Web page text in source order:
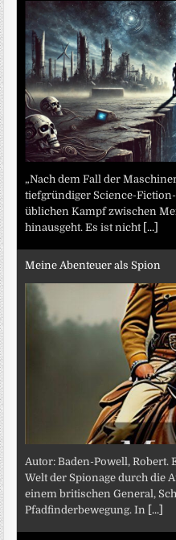
„Nach dem Fall der
tiefgründiger Science-
üblichen Kampf zwischen
hinausgeht. Es ist nicht [...]
Meine Abenteuer als Spion
Autor: Baden-Powell, Robert.
Welt der Spionage durch die
einem britischen General,
Pfadfinderbewegung. In [...]